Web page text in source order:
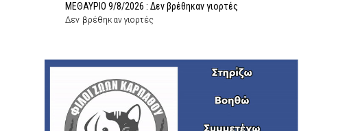
ΜΕΘΑΥΡΙΟ 9/8/2026 : Δεν βρέθηκαν γιορτές
Δεν βρέθηκαν γιορτές